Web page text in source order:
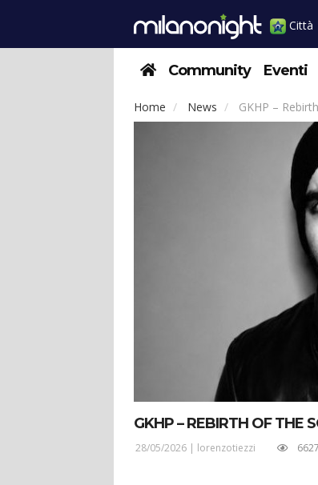
Città
Community Eventi
Home News GKHP –
GKHP – REBIRTH OF THE
28/05/2026 | lorenzotiezzi 6627